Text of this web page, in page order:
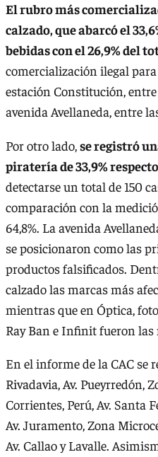
El rubro más
calzado, que abarcó el
bebidas con el 26,9% del
comercialización ilegal
estación Constitución,
avenida Avellaneda, entre
Por otro lado,se registró
piratería de 33,9%
detectarse un total de 150
comparación con la
64,8%. La avenida
se posicionaron como las
productos falsificados.
calzado las marcas más
mientras que en Óptica,
Ray Ban e Infinit fueron las
En el informe de la CAC se
Rivadavia, Av. Pueyrredón,
Corrientes, Perú, Av. Santa
Av. Juramento, Zona
Av. Callao y Lavalle.